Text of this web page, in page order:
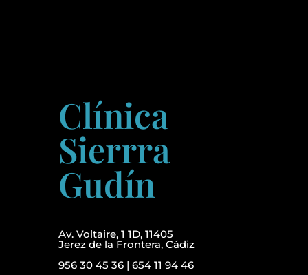
Clínica
Sierrra
Gudín
Av. Voltaire, 1 1D, 11405
Jerez de la Frontera, Cádiz
956 30 45 36| 654 11 94 46